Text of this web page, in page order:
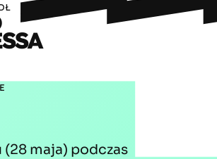
maja) podczas